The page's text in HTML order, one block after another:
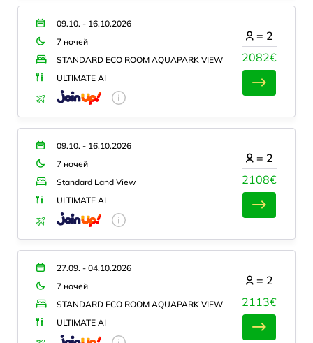
09.10. - 16.10.2026
7 ночей
STANDARD ECO ROOM AQUAPARK VIEW
ULTIMATE AI
2082€
= 2
09.10. - 16.10.2026
7 ночей
Standard Land View
ULTIMATE AI
2108€
= 2
27.09. - 04.10.2026
7 ночей
STANDARD ECO ROOM AQUAPARK VIEW
ULTIMATE AI
2113€
= 2